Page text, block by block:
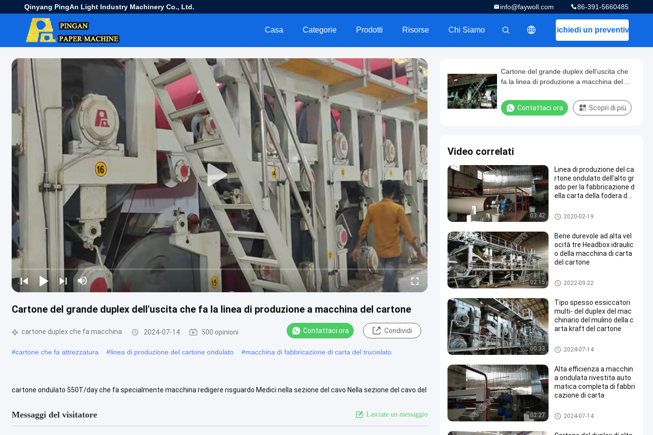
Qinyang PingAn Light Industry Machinery Co., Ltd. 86-391-5660485
info@faywoll.com
Richiedi un preventivo
Casa Categorie Prodotti Risorse Chi Siamo
Cartone del grande duplex dell'uscita che fa la linea di produzione a macchina del cartone
cartone duplex che fa macchina 2024-07-14 500 opinioni Contattaci ora Condividi
#cartone che fa attrezzatura #linea di produzione del cartone ondulato #macchina di fabbricazione di carta del truciolato
cartone ondulato 550T/day che fa specialmente macchina redigere risguardo Medici nella sezione del cavo Nella sezione del cavo del
Messaggi del visitatore Lasciate un messaggio
Cartone del grande duplex dell'uscita che
fa la linea di produzione a macchina del
Contattaci ora Scopri di più
Video correlati
03:42
Linea di produzione del ca
rtone ondulato dell'alto gr
ado per la fabbricazione d
ella carta della fodera dell
cartone duplex che fa macchin
a
2020-02-19
02:15
Bene durevole ad alta vel
ocità tre Headbox idraulic
o della macchina di carta
del cartone
cartone duplex che fa macchin
a
2022-09-22
00:33
Tipo spesso essiccatori
multi- del duplex del mac
chinario del mulino della c
arta kraft del cartone
cartone duplex che fa macchin
a
2024-07-14
02:27
Alta efficienza a macchin
a ondulata rivestita auto
matica completa di fabbri
cazione di carta
cartone duplex che fa macchin
a
2024-07-14